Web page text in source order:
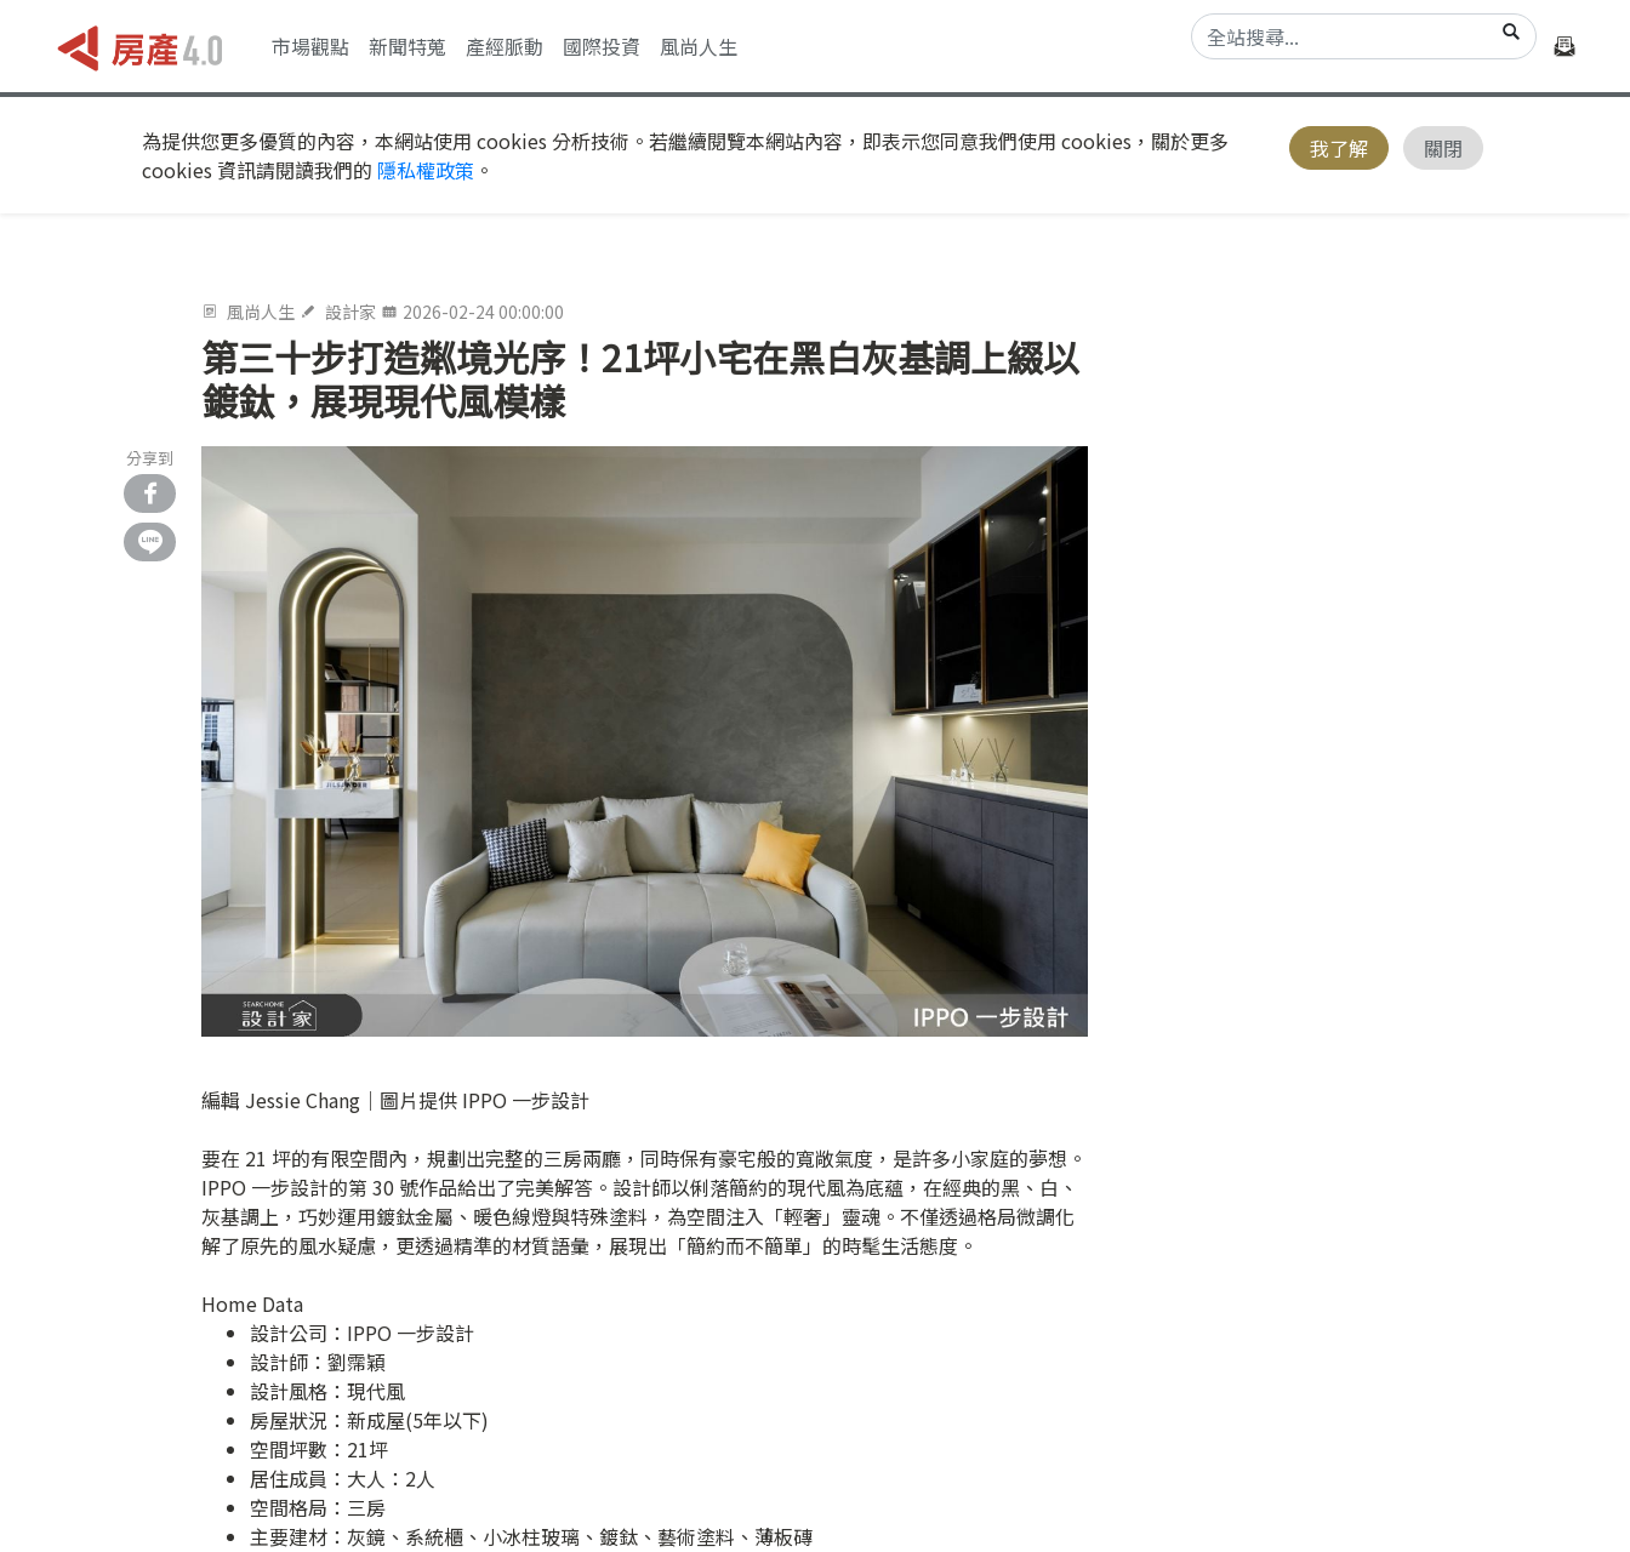
市場觀點 新聞特蒐 產經脈動 國際投資 風尚人生
為提供您更多優質的內容，本網站使用 cookies 分析技術。若繼續閱覽本網站內容，即表示您同意我們使用 cookies，關於更多
cookies 資訊請閱讀我們的 隱私權政策 。
我了解 關閉
風尚人生 設計家 2026-02-24 00:00:00
第三十步打造粼境光序！21坪小宅在黑白灰基調上綴以
鍍鈦，展現現代風模樣
分享到
編輯 Jessie Chang｜圖片提供 IPPO 一步設計
要在 21 坪的有限空間內，規劃出完整的三房兩廳，同時保有豪宅般的寬敞氣度，是許多小家庭的夢想。
IPPO 一步設計的第 30 號作品給出了完美解答。設計師以俐落簡約的現代風為底蘊，在經典的黑、白、
灰基調上，巧妙運用鍍鈦金屬、暖色線燈與特殊塗料，為空間注入「輕奢」靈魂。不僅透過格局微調化
解了原先的風水疑慮，更透過精準的材質語彙，展現出「簡約而不簡單」的時髦生活態度。
Home Data
設計公司： IPPO 一步設計
設計師：劉霈穎
設計風格：現代風
房屋狀況：新成屋(5年以下)
空間坪數：21坪
居住成員：大人：2人
空間格局：三房
主要建材：灰鏡、系統櫃、小冰柱玻璃、鍍鈦、藝術塗料、薄板磚